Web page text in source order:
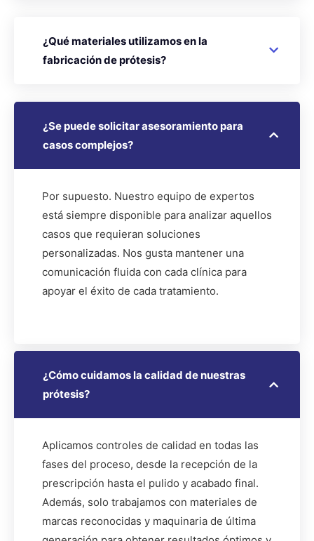
¿Qué materiales utilizamos en la
fabricación de prótesis?
¿Se puede solicitar asesoramiento para
casos complejos?
Por supuesto. Nuestro equipo de expertos
está siempre disponible para analizar aquellos
casos que requieran soluciones
personalizadas. Nos gusta mantener una
comunicación fluida con cada clínica para
apoyar el éxito de cada tratamiento.
¿Cómo cuidamos la calidad de nuestras
prótesis?
Aplicamos controles de calidad en todas las
fases del proceso, desde la recepción de la
prescripción hasta el pulido y acabado final.
Además, solo trabajamos con materiales de
marcas reconocidas y maquinaria de última